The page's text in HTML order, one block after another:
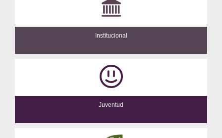
Institucional
Juventud